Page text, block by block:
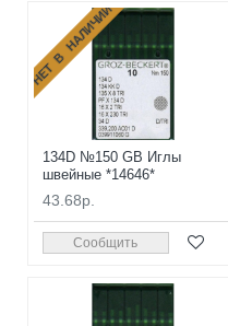
НЕТ В НАЛИЧИИ
134D №150 GB Иглы
швейные *14646*
43.68р.
Сообщить